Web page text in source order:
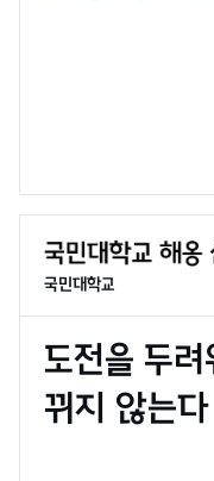
국민대학교